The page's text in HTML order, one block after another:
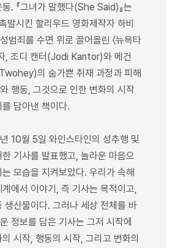
. 『그녀가 말했다(She Said)』는
발시킨 할리우드 영화제작자 하비
범죄를 수면 위로 끌어올린 〈뉴욕타
자, 조디 캔터(Jodi Kantor)와 메건
의 숨가쁜 취재 과정과 피해
행동, 그것으로 인한 변화의 시작
담아낸 책이다.
10월 5일 와인스타인의 성추행 및
기사를 발표했고, 놀라운 마음으
모습을 지켜보았다. 우리가 속해
에서 이야기, 즉 기사는 목적이고,
생산물이다. 그러나 세상 전체를 바
정보를 담은 기사는 그저 시작에
시작, 행동의 시작, 그리고 변화의